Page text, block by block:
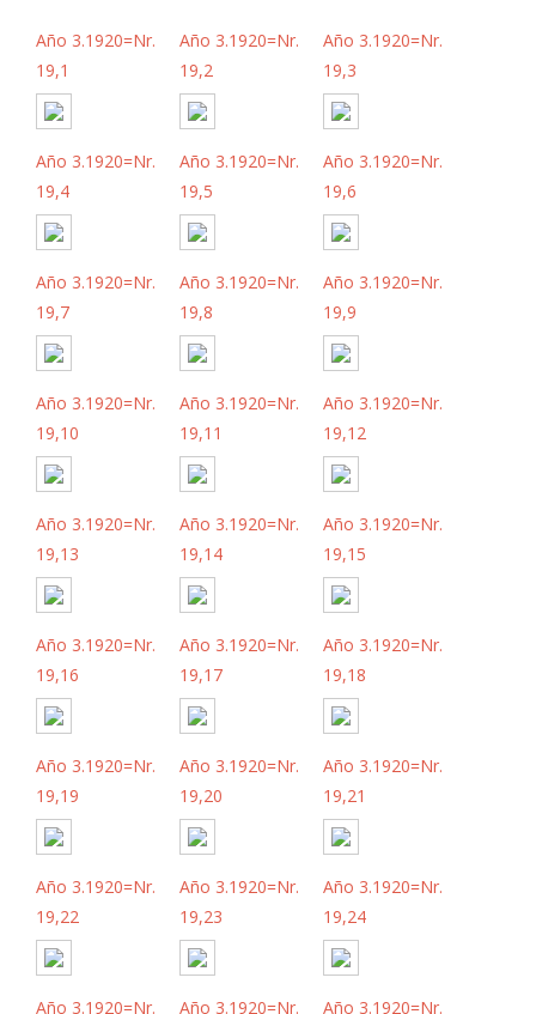
Año 3.1920=Nr.
19,1
Año 3.1920=Nr.
19,2
Año 3.1920=Nr.
19,3
Año 3.1920=Nr.
19,4
Año 3.1920=Nr.
19,5
Año 3.1920=Nr.
19,6
Año 3.1920=Nr.
19,7
Año 3.1920=Nr.
19,8
Año 3.1920=Nr.
19,9
Año 3.1920=Nr.
19,10
Año 3.1920=Nr.
19,11
Año 3.1920=Nr.
19,12
Año 3.1920=Nr.
19,13
Año 3.1920=Nr.
19,14
Año 3.1920=Nr.
19,15
Año 3.1920=Nr.
19,16
Año 3.1920=Nr.
19,17
Año 3.1920=Nr.
19,18
Año 3.1920=Nr.
19,19
Año 3.1920=Nr.
19,20
Año 3.1920=Nr.
19,21
Año 3.1920=Nr.
19,22
Año 3.1920=Nr.
19,23
Año 3.1920=Nr.
19,24
Año 3.1920=Nr. Año 3.1920=Nr. Año 3.1920=Nr.